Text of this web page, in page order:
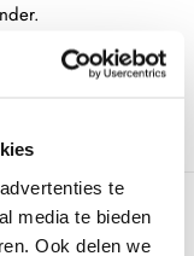
te
media te bieden
Ook delen we